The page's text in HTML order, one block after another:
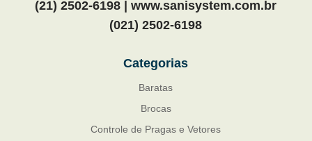
(21) 2502-6198 | www.sanisystem.com.br
(021) 2502-6198
Categorias
Baratas
Brocas
Controle de Pragas e Vetores